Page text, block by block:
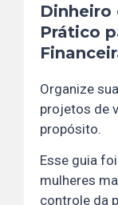
Dinheiro
Prático
Organize
projetos de
propósito.
Esse guia
mulheres
controle da